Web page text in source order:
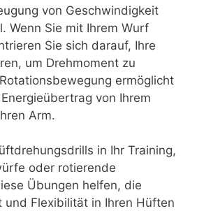
von Geschwindigkeit
Wenn Sie mit Ihrem Wurf
Sie sich darauf, Ihre
um Drehmoment zu
ermöglicht
von Ihrem
Arm.
in Ihr Training,
oder rotierende
Übungen helfen, die
und Flexibilität in Ihren Hüften